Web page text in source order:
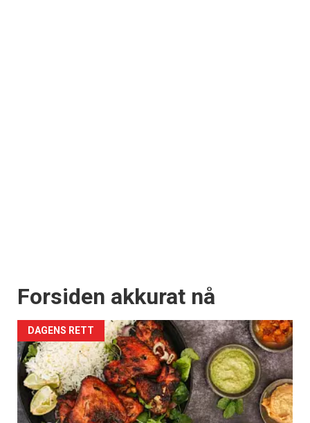
Forsiden akkurat nå
DAGENS RETT